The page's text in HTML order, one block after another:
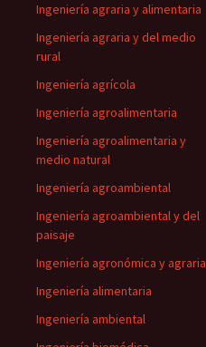
Ingeniería agraria y alimentaria
Ingeniería agraria y del medio
rural
Ingeniería agrícola
Ingeniería agroalimentaria
Ingeniería agroalimentaria y
medio natural
Ingeniería agroambiental
Ingeniería agroambiental y del
paisaje
Ingeniería agronómica y agraria
Ingeniería alimentaria
Ingeniería ambiental